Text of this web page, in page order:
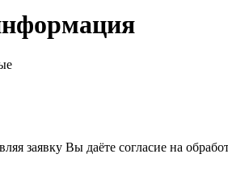
заявку Вы даёте согласие на